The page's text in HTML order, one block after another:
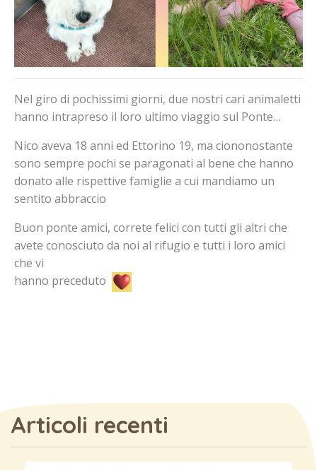
Nel giro di pochissimi giorni, due nostri cari animaletti
hanno intrapreso il loro ultimo viaggio sul Ponte…
Nico aveva 18 anni ed Ettorino 19, ma ciononostante
sono sempre pochi se paragonati al bene che hanno
donato alle rispettive famiglie a cui mandiamo un
sentito abbraccio
Buon ponte amici, correte felici con tutti gli altri che
avete conosciuto da noi al rifugio e tutti i loro amici
che vi
hanno preceduto
Articoli recenti